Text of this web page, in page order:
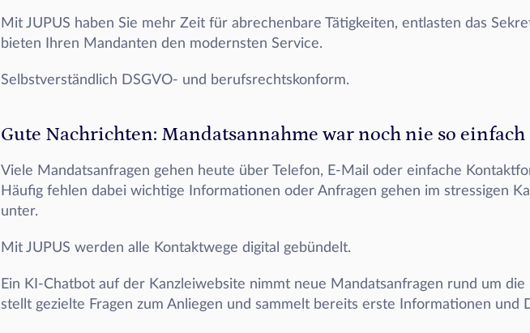
Mit JUPUS haben Sie mehr Zeit für abrechenbare Tätigkeiten, entlasten das
bieten Ihren Mandanten den modernsten Service.
Selbstverständlich DSGVO- und berufsrechtskonform.
Gute Nachrichten: Mandatsannahme war noch nie so einfach
Viele Mandatsanfragen gehen heute über Telefon, E-Mail oder einfache
Häufig fehlen dabei wichtige Informationen oder Anfragen gehen im stressigen
unter.
Mit JUPUS werden alle Kontaktwege digital gebündelt.
Ein KI-Chatbot auf der Kanzleiwebsite nimmt neue Mandatsanfragen rund um die
stellt gezielte Fragen zum Anliegen und sammelt bereits erste Informationen und